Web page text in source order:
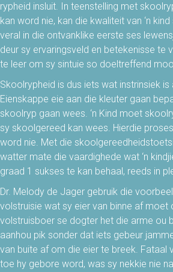
rypheid insluit. In teenstelling met
kan word nie, kan die kwaliteit van ‘n
veral in die ontvanklike eerste ses
deur sy ervaringsveld en betekenisse te
te leer om sy sintuie so doeltreffend
Skoolrypheid is dus iets wat instrinsiek is
Eienskappe eie aan die kleuter gaan
skoolryp gaan wees. ‘n Kind moet
sy skoolgereed kan wees. Hierdie
word nie. Met die
watter mate die vaardighede wat ‘n
graad 1 sukses te kan behaal, reeds in
Dr. Melody de Jager gebruik die
volstruisie wat sy eier van binne af moet
volstruisboer se dogter het die arme ou
aanhou pik sonder dat iets gebeur
van buite af om die eier te breek. Fataal
toe hy gebore word, was sy nekkie nie